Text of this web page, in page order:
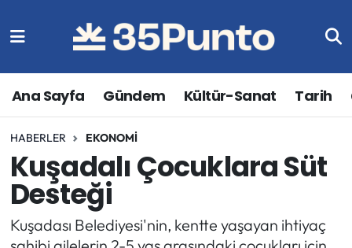
Ana Sayfa Gündem Kültür-Sanat Tarih
HABERLER EKONOMI
Kuşadalı Çocuklara Süt
Desteği
Kuşadası Belediyesi'nin, kentte yaşayan ihtiyaç